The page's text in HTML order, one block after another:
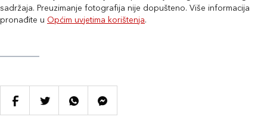
sadržaja. Preuzimanje fotografija nije dopušteno. Više informacija
pronađite u Općim uvjetima korištenja.